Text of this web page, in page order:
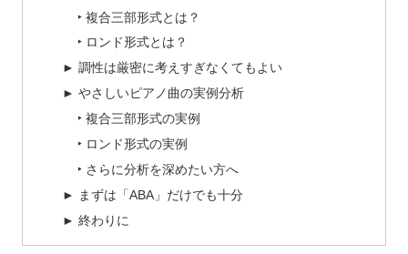
‣ 複合三部形式とは？
‣ ロンド形式とは？
► 調性は厳密に考えすぎなくてもよい
► やさしいピアノ曲の実例分析
‣ 複合三部形式の実例
‣ ロンド形式の実例
‣ さらに分析を深めたい方へ
► まずは「ABA」だけでも十分
► 終わりに